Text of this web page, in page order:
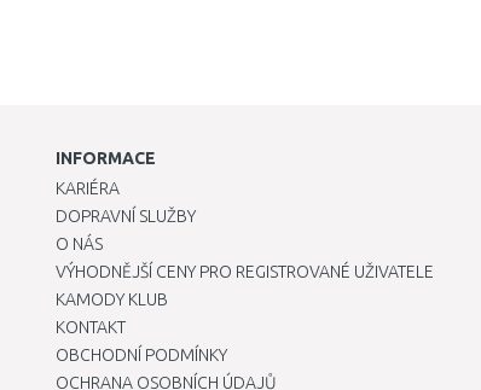
INFORMACE
KARIÉRA
DOPRAVNÍ SLUŽBY
O NÁS
VÝHODNĚJŠÍ CENY PRO REGISTROVANÉ UŽIVATELE
KAMODY KLUB
KONTAKT
OBCHODNÍ PODMÍNKY
OCHRANA OSOBNÍCH ÚDAJŮ